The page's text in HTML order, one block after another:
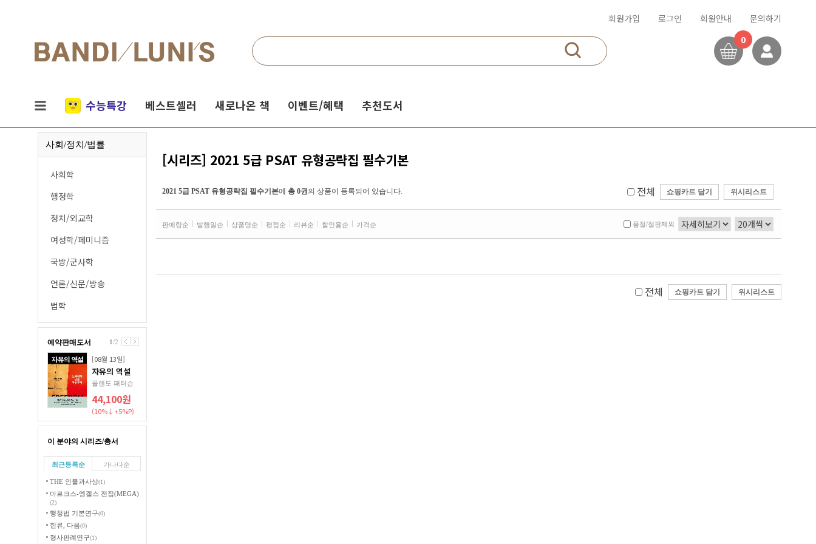
회원가입 로그인 회원안내 문의하기
검색 0
실시간
인기
수능특강 베스트셀러 새로나온 책 이벤트/혜택 추천도서
사회/정치/법률
사회학
행정학
정치/외교학
여성학/페미니즘
국방/군사학
언론/신문/방송
법학
1/2
예약판매도서
[08월 13일]
자유의 역설
올랜도 패터슨
44,100원
(10%↓+5%P)
이 분야의 시리즈/총서
최근등록순 가나다순
THE 인물과사상(1)
마르크스-엥겔스 전집(MEGA)
(2)
행정법 기본연구(0)
한류, 다음(0)
형사판례연구(1)
[시리즈] 2021 5급 PSAT 유형공략집 필수기본
판매량순 발행일순 상품명순 평점순 리뷰순 할인율순 가격순 품절/절판제외
2021 5급 PSAT 유형공략집 필수기본에 총 0권의 상품이 등록되어 있습니다. 전체 쇼핑카트 담기 위시리스트
전체 쇼핑카트 담기 위시리스트